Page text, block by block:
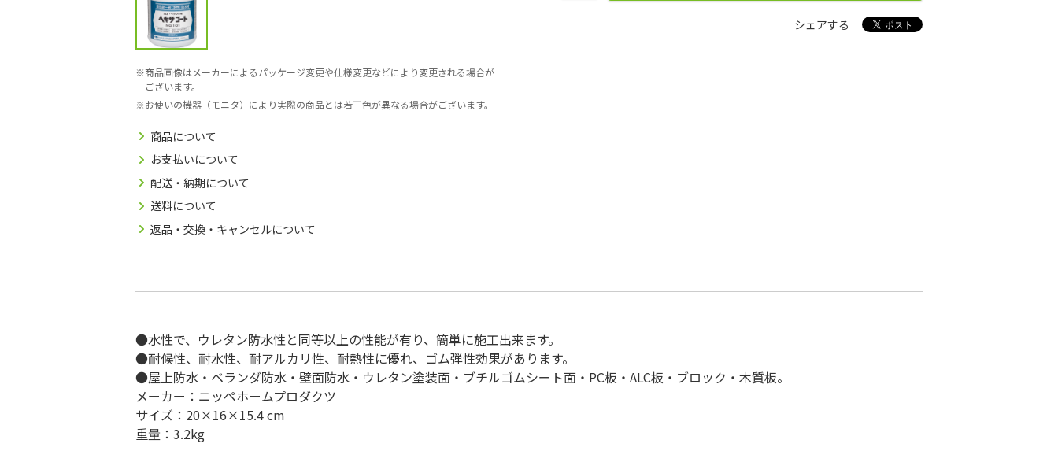
商品画像はメーカーによるパッケージ変更や仕様変更などにより変更される場合が
ございます。
お使いの機器（モニタ）により実際の商品とは若干色が異なる場合がございます。
商品について
お支払いについて
配送・納期について
送料について
返品・交換・キャンセルについて
シェアする
●水性で、ウレタン防水性と同等以上の性能が有り、簡単に施工出来ます。
●耐候性、耐水性、耐アルカリ性、耐熱性に優れ、ゴム弾性効果があります。
●屋上防水・ベランダ防水・壁面防水・ウレタン塗装面・ブチルゴムシート面・PC板・ALC板・ブロック・木質板。
メーカー：ニッペホームプロダクツ
サイズ：20×16×15.4 cm
重量：3.2kg